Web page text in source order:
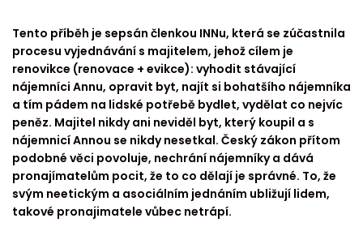
Tento příběh je sepsán členkou INNu, která se zúčastnila
procesu vyjednávání s majitelem, jehož cílem je
renovikce (renovace + evikce): vyhodit stávající
nájemníci Annu, opravit byt, najít si bohatšího nájemníka
a tím pádem na lidské potřebě bydlet, vydělat co nejvíc
peněz. Majitel nikdy ani neviděl byt, který koupil a s
nájemnicí Annou se nikdy nesetkal. Český zákon přítom
podobné věci povoluje, nechrání nájemníky a dává
pronajímatelům pocit, že to co dělají je správné. To, že
svým neetickým a asociálním jednáním ubližují lidem,
takové pronajimatele vůbec netrápí.